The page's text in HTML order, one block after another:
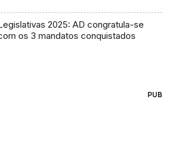
2025: AD congratula-se
os 3 mandatos conquistados
PUB